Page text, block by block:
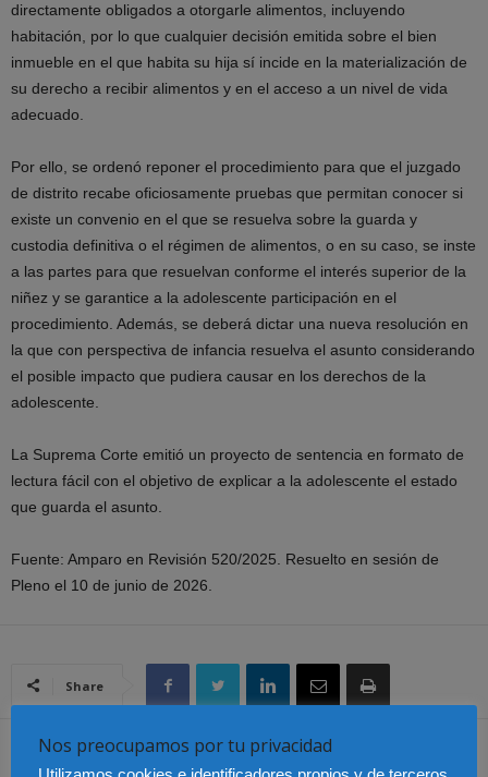
directamente obligados a otorgarle alimentos, incluyendo
habitación, por lo que cualquier decisión emitida sobre el bien
inmueble en el que habita su hija sí incide en la materialización de
su derecho a recibir alimentos y en el acceso a un nivel de vida
adecuado.
Por ello, se ordenó reponer el procedimiento para que el juzgado
de distrito recabe oficiosamente pruebas que permitan conocer si
existe un convenio en el que se resuelva sobre la guarda y
custodia definitiva o el régimen de alimentos, o en su caso, se inste
a las partes para que resuelvan conforme el interés superior de la
niñez y se garantice a la adolescente participación en el
procedimiento. Además, se deberá dictar una nueva resolución en
la que con perspectiva de infancia resuelva el asunto considerando
el posible impacto que pudiera causar en los derechos de la
adolescente.
La Suprema Corte emitió un proyecto de sentencia en formato de
lectura fácil con el objetivo de explicar a la adolescente el estado
que guarda el asunto.
Fuente: Amparo en Revisión 520/2025. Resuelto en sesión de
Pleno el 10 de junio de 2026.
Share
Artículo anterior
Nos preocupamos por tu privacidad